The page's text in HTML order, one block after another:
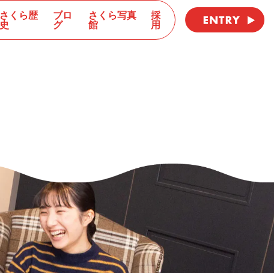
さくら歴
史
ブロ
グ
さくら写真
館
採
用